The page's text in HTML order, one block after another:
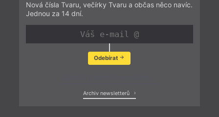
Nová čísla Tvaru, večírky Tvaru a občas něco navíc.
Jednou za 14 dní.
Odebírat
Archiv newsletterů